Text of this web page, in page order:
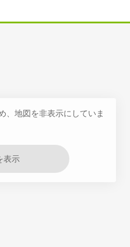
、地図を非表示にしていま
表示